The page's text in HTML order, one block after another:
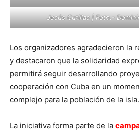
Jesús Cutillas | Foto.-
Los organizadores agradecieron la
y destacaron que la solidaridad
permitirá seguir desarrollando
cooperación con Cuba en un
complejo para la población de la isla.
La iniciativa forma parte de la